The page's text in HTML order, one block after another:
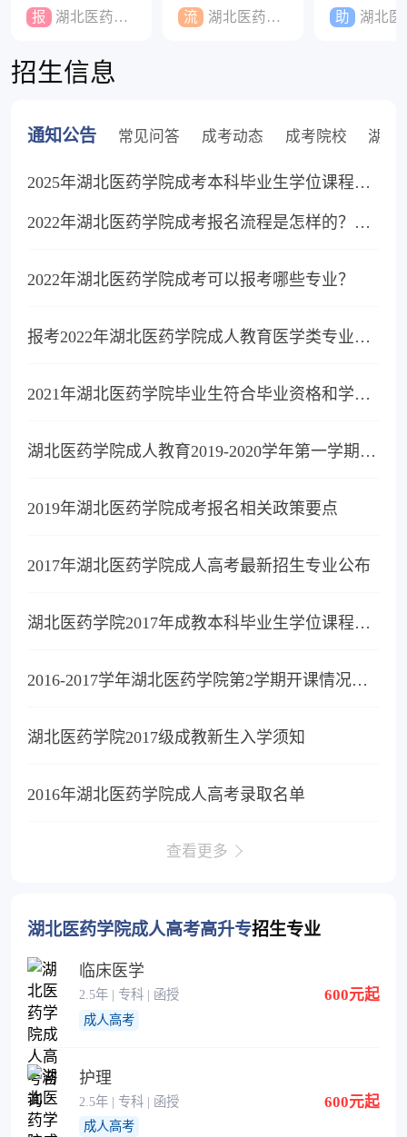
报 湖北医药学院成人高考报名资格 流 湖北医药学院成人高考报名流程 助 湖北医药学院成人高考
招生信息
通知公告 常见问答 成考动态 成考院校 湖北
2025年湖北医药学院成考本科毕业生学位课程考试报名工作通知
2022年湖北医药学院成考报名流程是怎样的？需要满足什么条件呢？
2022年湖北医药学院成考可以报考哪些专业？
报考2022年湖北医药学院成人教育医学类专业需要满足的条件有哪些？
2021年湖北医药学院毕业生符合毕业资格和学士学位授予资格名单公示
湖北医药学院成人教育2019-2020学年第一学期线下课程结业考试通知
2019年湖北医药学院成考报名相关政策要点
2017年湖北医药学院成人高考最新招生专业公布
湖北医药学院2017年成教本科毕业生学位课程考试通知
2016-2017学年湖北医药学院第2学期开课情况介绍
湖北医药学院2017级成教新生入学须知
2016年湖北医药学院成人高考录取名单
查看更多
湖北医药学院成人高考高升专招生专业
临床医学
2.5年 | 专科 | 函授
成人高考
600元起
护理
2.5年 | 专科 | 函授
成人高考
600元起